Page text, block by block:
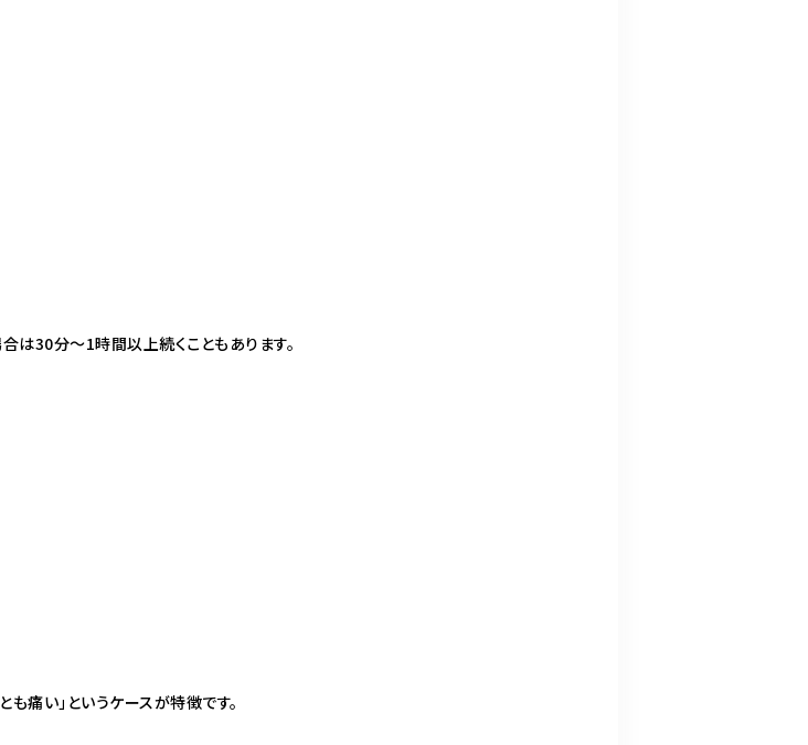
は30分〜1時間以上続くこともあります。
も痛い」というケースが特徴です。